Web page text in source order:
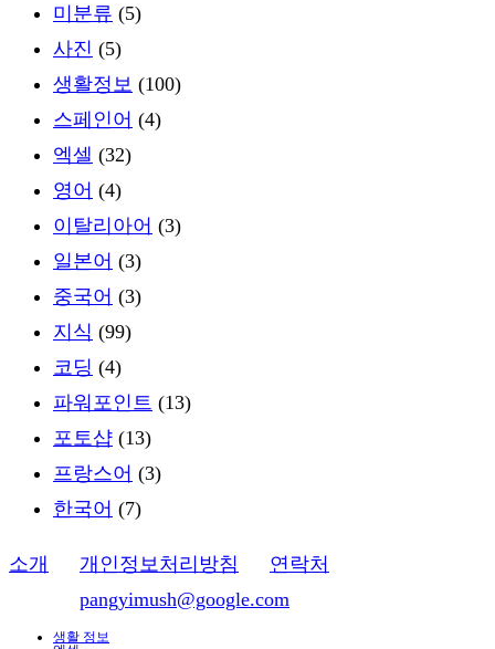
미분류 (5)
사진 (5)
생활정보 (100)
스페인어 (4)
엑셀 (32)
영어 (4)
이탈리아어 (3)
일본어 (3)
중국어 (3)
지식 (99)
코딩 (4)
파워포인트 (13)
포토샵 (13)
프랑스어 (3)
한국어 (7)
소개 개인정보처리방침
연락처
pangyimush@google.com
생활 정보